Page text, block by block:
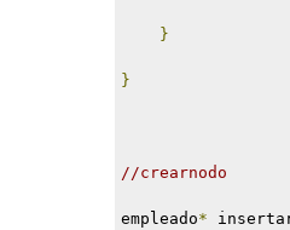
}
}
//crearnodo
empleado*